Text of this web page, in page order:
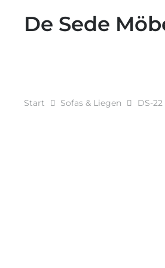
De Sede
Start Sofas & Liegen DS-